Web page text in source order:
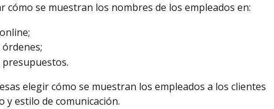
cómo se muestran los nombres de los empleados en:
elegir cómo se muestran los empleados a los clientes
estilo de comunicación.